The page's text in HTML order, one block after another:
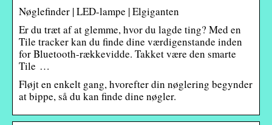
Nøglefinder | LED-lampe | Elgiganten
Er du træt af at glemme, hvor du lagde ting? Med en
Tile tracker kan du finde dine værdigenstande inden
for Bluetooth-rækkevidde. Takket være den smarte
Tile …
Fløjt en enkelt gang, hvorefter din nøglering begynder
at bippe, så du kan finde dine nøgler.